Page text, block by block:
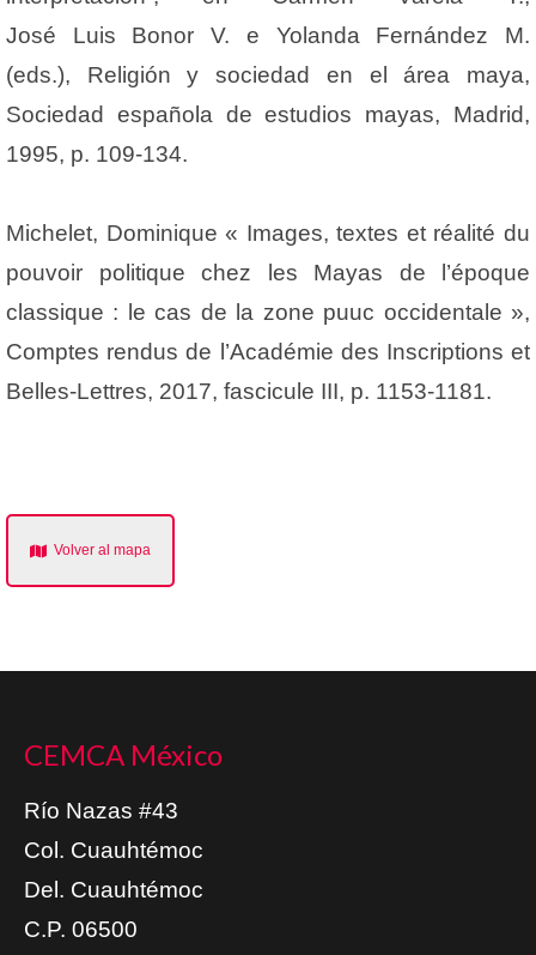
José Luis Bonor V. e Yolanda Fernández M.
(eds.), Religión y sociedad en el área maya,
Sociedad española de estudios mayas, Madrid,
1995, p. 109-134.
Michelet, Dominique « Images, textes et réalité du
pouvoir politique chez les Mayas de l’époque
classique : le cas de la zone puuc occidentale »,
Comptes rendus de l’Académie des Inscriptions et
Belles-Lettres, 2017, fascicule III, p. 1153-1181.
Volver al mapa
CEMCA México
Río Nazas #43
Col. Cuauhtémoc
Del. Cuauhtémoc
C.P. 06500